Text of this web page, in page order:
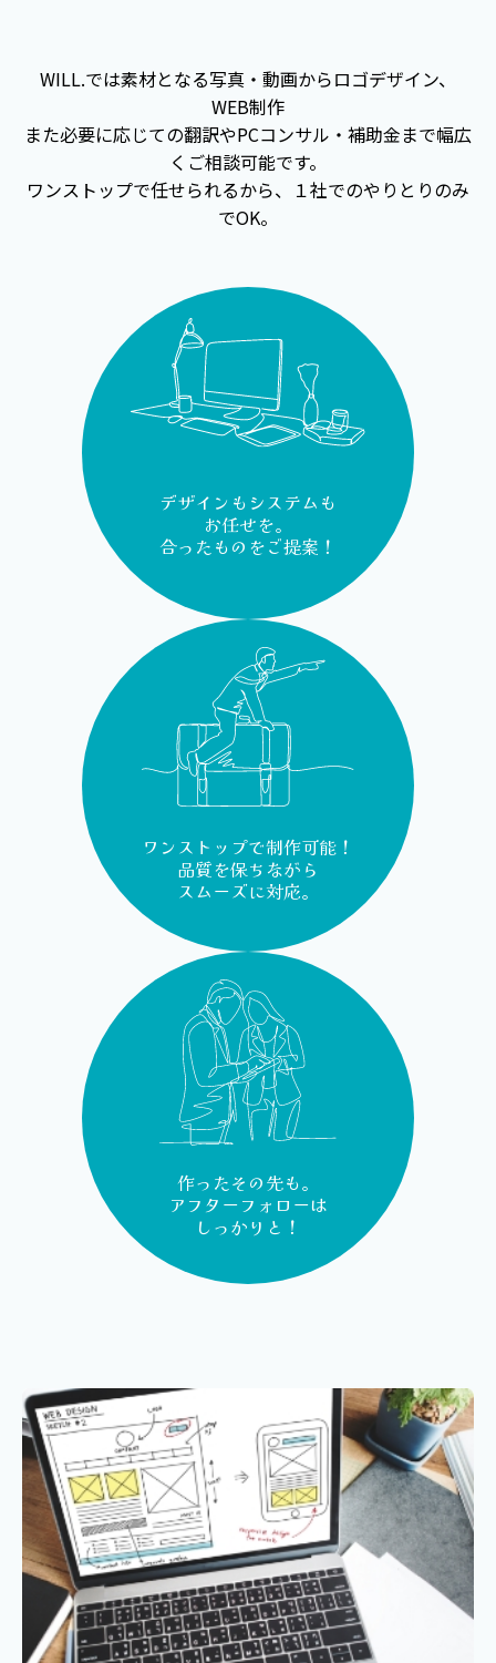
WILL.では素材となる写真・動画からロゴデザイン、
WEB制作
また必要に応じての翻訳やPCコンサル・補助金まで幅広
くご相談可能です。
ワンストップで任せられるから、１社でのやりとりのみ
でOK。
デザインもシステムも
お任せを。
合ったものをご提案！
ワンストップで制作可能！
品質を保ちながら
スムーズに対応。
作ったその先も。
アフターフォローは
しっかりと！